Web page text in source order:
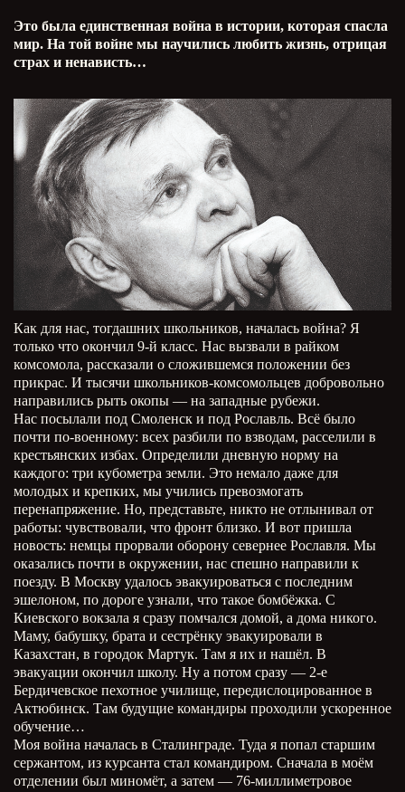
Это была единственная война в истории, которая спасла
мир. На той войне мы научились любить жизнь, отрицая
страх и ненависть…
Как для нас, тогдашних школьников, началась война? Я
только что окончил 9-й класс. Нас вызвали в райком
комсомола, рассказали о сложившемся положении без
прикрас. И тысячи школьников-комсомольцев добровольно
направились рыть окопы — на западные рубежи.
Нас посылали под Смоленск и под Рославль. Всё было
почти по-военному: всех разбили по взводам, расселили в
крестьянских избах. Определили дневную норму на
каждого: три кубометра земли. Это немало даже для
молодых и крепких, мы учились превозмогать
перенапряжение. Но, представьте, никто не отлынивал от
работы: чувствовали, что фронт близко. И вот пришла
новость: немцы прорвали оборону севернее Рославля. Мы
оказались почти в окружении, нас спешно направили к
поезду. В Москву удалось эвакуироваться с последним
эшелоном, по дороге узнали, что такое бомбёжка. С
Киевского вокзала я сразу помчался домой, а дома никого.
Маму, бабушку, брата и сестрёнку эвакуировали в
Казахстан, в городок Мартук. Там я их и нашёл. В
эвакуации окончил школу. Ну а потом сразу — 2-е
Бердичевское пехотное училище, передислоцированное в
Актюбинск. Там будущие командиры проходили ускоренное
обучение…
Моя война началась в Сталинграде. Туда я попал старшим
сержантом, из курсанта стал командиром. Сначала в моём
отделении был миномёт, а затем — 76-миллиметровое